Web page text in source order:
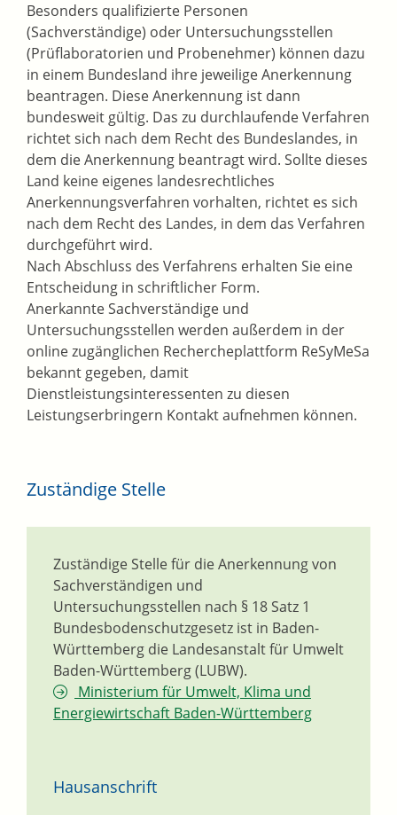
Besonders qualifizierte Personen
(Sachverständige) oder Untersuchungsstellen
(Prüflaboratorien und Probenehmer) können dazu
in einem Bundesland ihre jeweilige Anerkennung
beantragen. Diese Anerkennung ist dann
bundesweit gültig. Das zu durchlaufende Verfahren
richtet sich nach dem Recht des Bundeslandes, in
dem die Anerkennung beantragt wird. Sollte dieses
Land keine eigenes landesrechtliches
Anerkennungsverfahren vorhalten, richtet es sich
nach dem Recht des Landes, in dem das Verfahren
durchgeführt wird.
Nach Abschluss des Verfahrens erhalten Sie eine
Entscheidung in schriftlicher Form.
Anerkannte Sachverständige und
Untersuchungsstellen werden außerdem in der
online zugänglichen Rechercheplattform ReSyMeSa
bekannt gegeben, damit
Dienstleistungsinteressenten zu diesen
Leistungserbringern Kontakt aufnehmen können.
Zuständige Stelle
Zuständige Stelle für die Anerkennung von
Sachverständigen und
Untersuchungsstellen nach § 18 Satz 1
Bundesbodenschutzgesetz ist in Baden-
Württemberg die Landesanstalt für Umwelt
Baden-Württemberg (LUBW).
Ministerium für Umwelt, Klima und
Energiewirtschaft Baden-Württemberg
Hausanschrift